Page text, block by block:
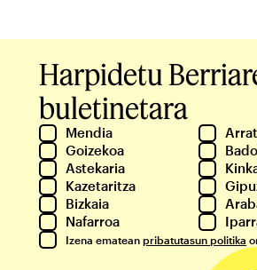
Harpidetu
buletinetara
Mendia
Goizekoa
Astekaria
Kazetaritza
Bizkaia
Nafarroa
Izena ematean pribatutasun politika